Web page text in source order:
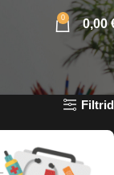
0 0,00
Filtrid